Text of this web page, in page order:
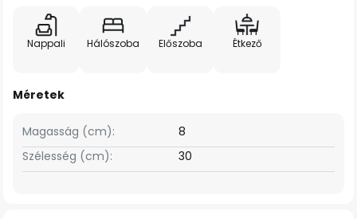
Nappali Hálószoba Előszoba Étkező
Méretek
Szélesség (cm): 30
Magasság (cm): 8